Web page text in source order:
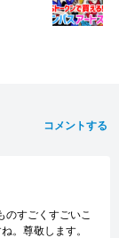
コメントする
のすごくすごいこ
。尊敬します。